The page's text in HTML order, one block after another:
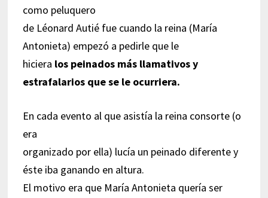
como peluquero
de Léonard Autié fue cuando la reina (María
Antonieta) empezó a pedirle que le
hiciera los peinados más llamativos y
estrafalarios que se le ocurriera.
En cada evento al que asistía la reina consorte (o
era
organizado por ella) lucía un peinado diferente y
éste iba ganando en altura.
El motivo era que María Antonieta quería ser